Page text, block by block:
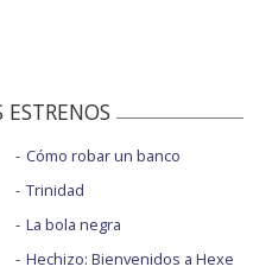
ESTRENOS
Cómo robar un banco
Trinidad
La bola negra
Hechizo: Bienvenidos a Hexe